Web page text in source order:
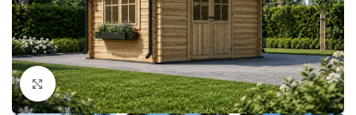
Klick zum Vergrößern